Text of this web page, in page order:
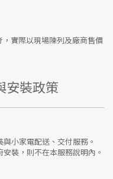
實際以現場陳列及廠商售價
安裝政策
小家電配送、交付服務。
裝，則不在本服務說明內。